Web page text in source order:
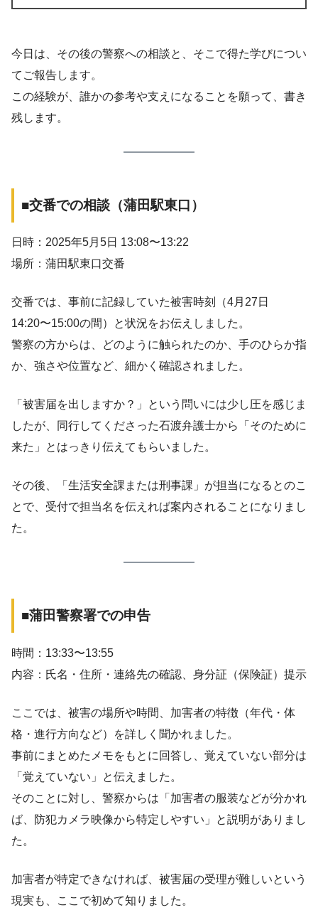
今日は、その後の警察への相談と、そこで得た学びについ
てご報告します。
この経験が、誰かの参考や支えになることを願って、書き
残します。
■交番での相談（蒲田駅東口）
日時：2025年5月5日 13:08〜13:22
場所：蒲田駅東口交番
交番では、事前に記録していた被害時刻（4月27日
14:20〜15:00の間）と状況をお伝えしました。
警察の方からは、どのように触られたのか、手のひらか指
か、強さや位置など、細かく確認されました。
「被害届を出しますか？」という問いには少し圧を感じま
したが、同行してくださった石渡弁護士から「そのために
来た」とはっきり伝えてもらいました。
その後、「生活安全課または刑事課」が担当になるとのこ
とで、受付で担当名を伝えれば案内されることになりまし
た。
■蒲田警察署での申告
時間：13:33〜13:55
内容：氏名・住所・連絡先の確認、身分証（保険証）提示
ここでは、被害の場所や時間、加害者の特徴（年代・体
格・進行方向など）を詳しく聞かれました。
事前にまとめたメモをもとに回答し、覚えていない部分は
「覚えていない」と伝えました。
そのことに対し、警察からは「加害者の服装などが分かれ
ば、防犯カメラ映像から特定しやすい」と説明がありまし
た。
加害者が特定できなければ、被害届の受理が難しいという
現実も、ここで初めて知りました。